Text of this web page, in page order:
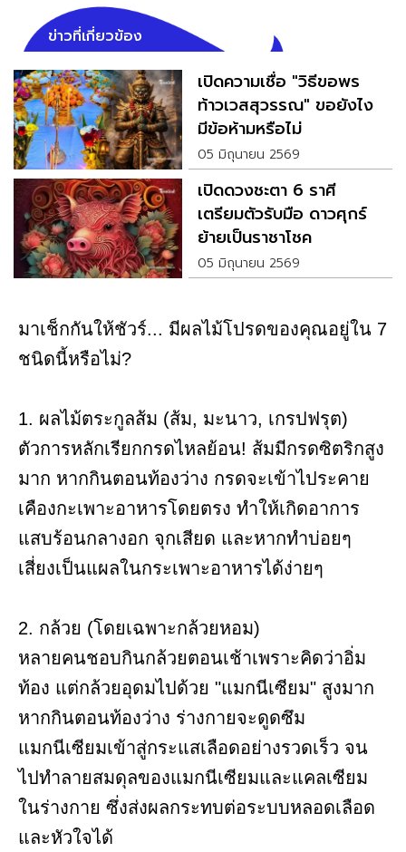
ข่าวที่เกี่ยวข้อง
เปิดความเชื่อ "วิธีขอพร
ท้าวเวสสุวรรณ" ขอยังไง
มีข้อห้ามหรือไม่
05 มิถุนายน 2569
เปิดดวงชะตา 6 ราศี
เตรียมตัวรับมือ ดาวศุกร์
ย้ายเป็นราชาโชค
05 มิถุนายน 2569
มาเช็กกันให้ชัวร์... มีผลไม้โปรดของคุณอยู่ใน 7
ชนิดนี้หรือไม่?
1. ผลไม้ตระกูลส้ม (ส้ม, มะนาว, เกรปฟรุต)
ตัวการหลักเรียกกรดไหลย้อน! ส้มมีกรดซิตริกสูง
มาก หากกินตอนท้องว่าง กรดจะเข้าไประคาย
เคืองกะเพาะอาหารโดยตรง ทำให้เกิดอาการ
แสบร้อนกลางอก จุกเสียด และหากทำบ่อยๆ
เสี่ยงเป็นแผลในกระเพาะอาหารได้ง่ายๆ
2. กล้วย (โดยเฉพาะกล้วยหอม)
หลายคนชอบกินกล้วยตอนเช้าเพราะคิดว่าอิ่ม
ท้อง แต่กล้วยอุดมไปด้วย "แมกนีเซียม" สูงมาก
หากกินตอนท้องว่าง ร่างกายจะดูดซึม
แมกนีเซียมเข้าสู่กระแสเลือดอย่างรวดเร็ว จน
ไปทำลายสมดุลของแมกนีเซียมและแคลเซียม
ในร่างกาย ซึ่งส่งผลกระทบต่อระบบหลอดเลือด
และหัวใจได้